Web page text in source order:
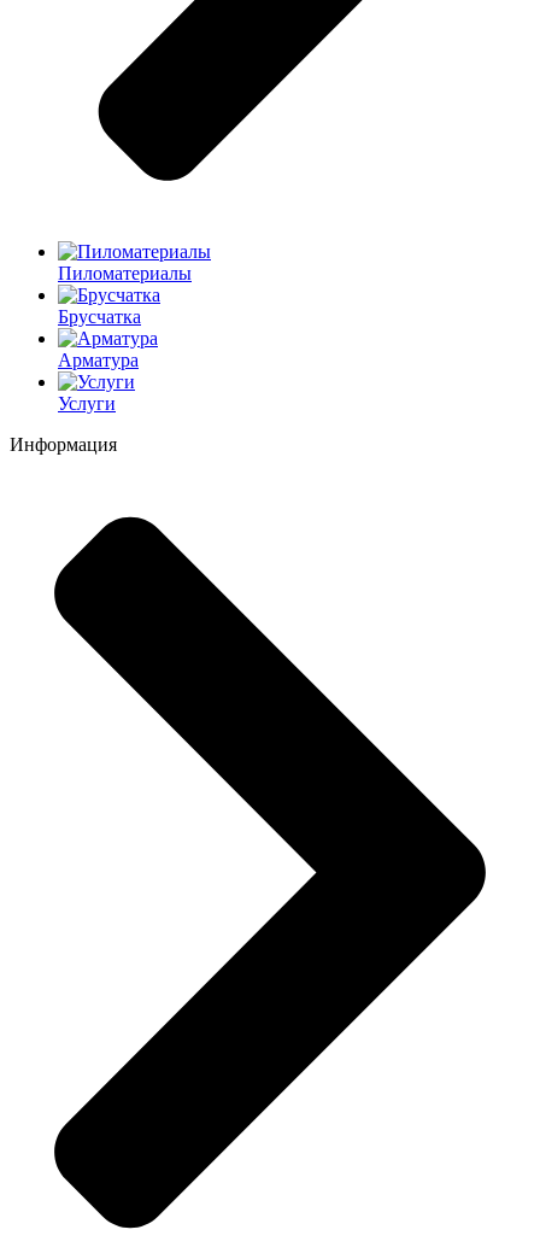
Пиломатериалы
Брусчатка
Арматура
Услуги
Информация